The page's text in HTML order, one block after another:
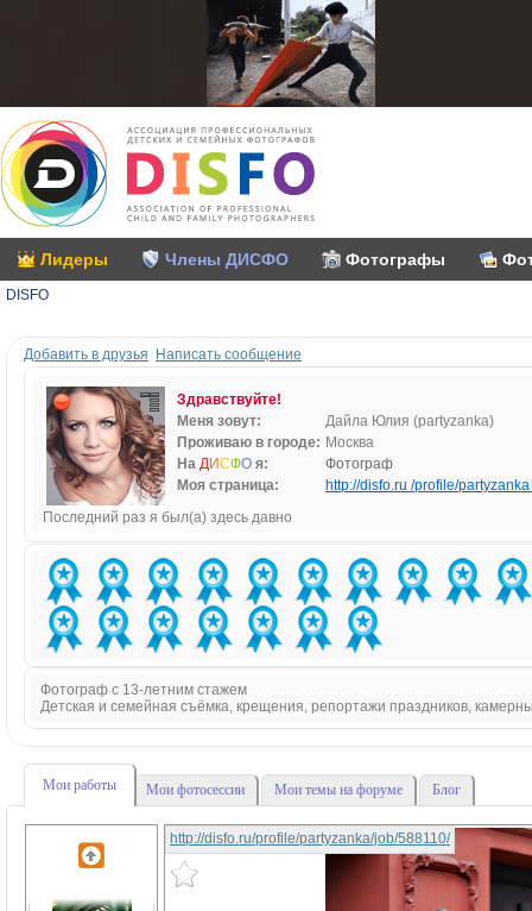
Лидеры Члены ДИСФО Фотографы
DISFO
Добавить в друзья Написать сообщение
Здравствуйте!
Меня зовут:
Дайла Юлия (partyzanka)
Проживаю в городе: Москва
На ДИСФО я:
Фотограф
Моя страница:
http://disfo.ru /profile/partyzanka
Последний раз я был(а) здесь давно
Фотограф с 13-летним стажем
Детская и семейная съёмка, крещения, репортажи праздников,
Мои работы Мои фотосессии Мои темы на форуме Блог
http://disfo.ru/profile/partyzanka/job/588110/